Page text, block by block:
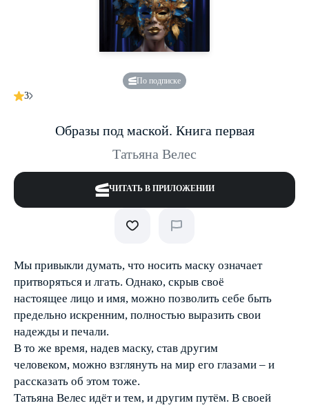
По подписке
3
Образы под маской. Книга первая
Татьяна Велес
ЧИТАТЬ В ПРИЛОЖЕНИИ
Мы привыкли думать, что носить маску означает
притворяться и лгать. Однако, скрыв своё
настоящее лицо и имя, можно позволить себе быть
предельно искренним, полностью выразить свои
надежды и печали.
В то же время, надев маску, став другим
человеком, можно взглянуть на мир его глазами – и
рассказать об этом тоже.
Татьяна Велес идёт и тем, и другим путём. В своей